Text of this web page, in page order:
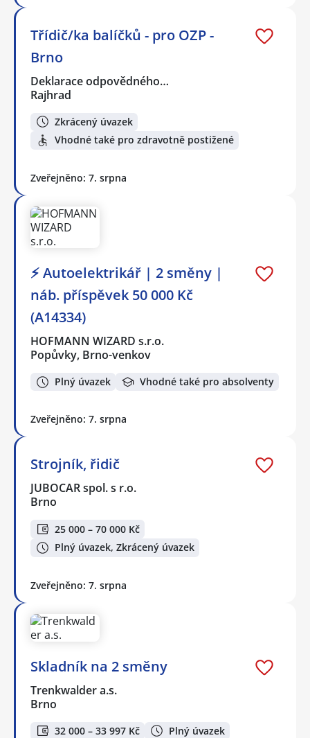
Třídič/ka balíčků - pro OZP -
Brno
Deklarace odpovědného…
Rajhrad
Zkrácený úvazek
Vhodné také pro zdravotně postižené
Zveřejněno: 7. srpna
⚡ Autoelektrikář | 2 směny |
náb. příspěvek 50 000 Kč
(A14334)
HOFMANN WIZARD s.r.o.
Popůvky, Brno-venkov
Plný úvazek Vhodné také pro absolventy
Zveřejněno: 7. srpna
Strojník, řidič
JUBOCAR spol. s r.o.
Brno
25 000 – 70 000 Kč
Plný úvazek, Zkrácený úvazek
Zveřejněno: 7. srpna
Skladník na 2 směny
Trenkwalder a.s.
Brno
32 000 – 33 997 Kč Plný úvazek